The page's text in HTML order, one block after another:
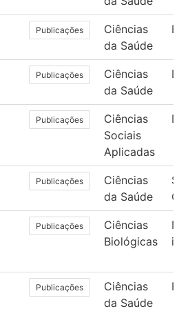
Publicações
Ciências
da Saúde
Publicações
Ciências
da Saúde
Publicações
Ciências
Sociais
Aplicadas
Publicações
Ciências
da Saúde
Publicações
Ciências
Biológicas
Publicações
Ciências
da Saúde